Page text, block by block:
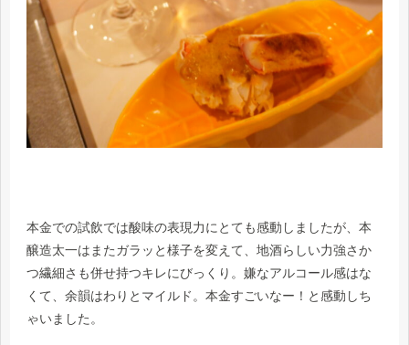
本金での試飲では酸味の表現力にとても感動しましたが、本
醸造太一はまたガラッと様子を変えて、地酒らしい力強さか
つ繊細さも併せ持つキレにびっくり。嫌なアルコール感はな
くて、余韻はわりとマイルド。本金すごいなー！と感動しち
ゃいました。